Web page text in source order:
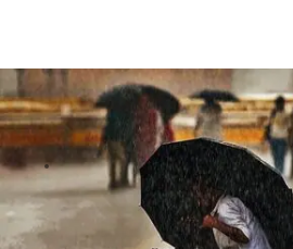
दिल्ली-NCR में लगातार
पर जलभराव का भी खतरा
देश Jul 09, 2026
दिल्ली-NCR में गुरुवार तक लगातार
का दौर चलेगा। मध्य प्रदेश और उत्तर